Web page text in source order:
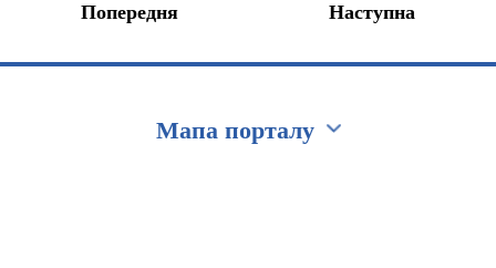
Попередня Наступна
Мапа порталу